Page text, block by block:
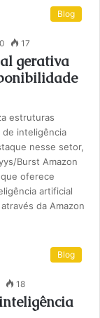
Blog
0 17
gerativa
estruturas
de inteligência
nesse setor,
Burst Amazon
oferece
artificial
da Amazon
Blog
18